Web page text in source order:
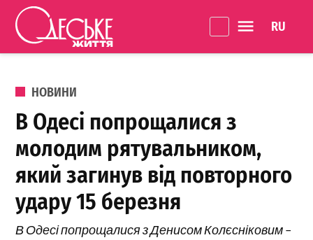
Перейти до вмісту
Життя
ОПУБЛІКОВАНО В
НОВИНИ
В Одесі попрощалися з
молодим рятувальником,
який загинув від повторного
удару 15 березня
В Одесі попрощалися з Денисом Колєсніковим –